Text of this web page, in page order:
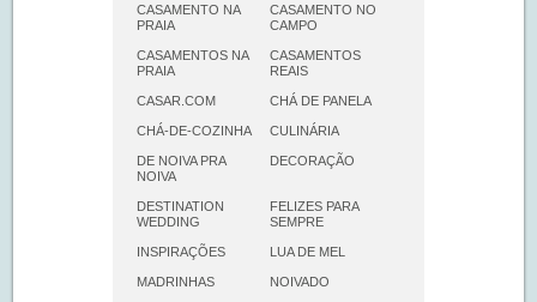
CASAMENTO NA
PRAIA
CASAMENTO NO
CAMPO
CASAMENTOS NA
PRAIA
CASAMENTOS
REAIS
CASAR.COM CHÁ DE PANELA
CHÁ-DE-COZINHA CULINÁRIA
DE NOIVA PRA
NOIVA
DECORAÇÃO
DESTINATION
WEDDING
FELIZES PARA
SEMPRE
INSPIRAÇÕES LUA DE MEL
MADRINHAS NOIVADO